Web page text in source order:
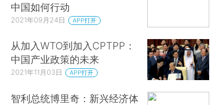
中国如何行动
2021年09月24日 APP打开
从加入WTO到加入CPTPP：
中国产业政策的未来
2021年11月03日 APP打开
智利总统博里奇：新兴经济体